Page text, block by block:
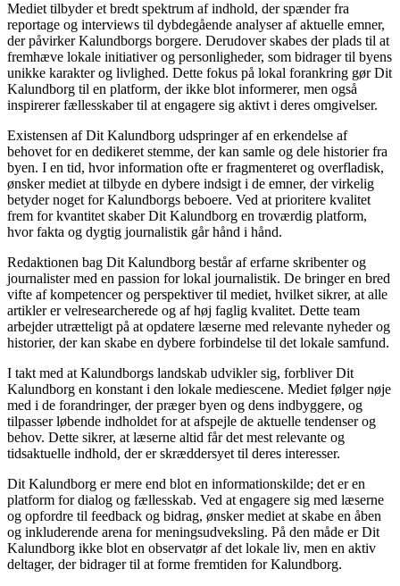
Mediet tilbyder et bredt spektrum af indhold, der spænder fra
reportage og interviews til dybdegående analyser af aktuelle emner,
der påvirker Kalundborgs borgere. Derudover skabes der plads til at
fremhæve lokale initiativer og personligheder, som bidrager til byens
unikke karakter og livlighed. Dette fokus på lokal forankring gør Dit
Kalundborg til en platform, der ikke blot informerer, men også
inspirerer fællesskaber til at engagere sig aktivt i deres omgivelser.
Existensen af Dit Kalundborg udspringer af en erkendelse af
behovet for en dedikeret stemme, der kan samle og dele historier fra
byen. I en tid, hvor information ofte er fragmenteret og overfladisk,
ønsker mediet at tilbyde en dybere indsigt i de emner, der virkelig
betyder noget for Kalundborgs beboere. Ved at prioritere kvalitet
frem for kvantitet skaber Dit Kalundborg en troværdig platform,
hvor fakta og dygtig journalistik går hånd i hånd.
Redaktionen bag Dit Kalundborg består af erfarne skribenter og
journalister med en passion for lokal journalistik. De bringer en bred
vifte af kompetencer og perspektiver til mediet, hvilket sikrer, at alle
artikler er velresearcherede og af høj faglig kvalitet. Dette team
arbejder utrætteligt på at opdatere læserne med relevante nyheder og
historier, der kan skabe en dybere forbindelse til det lokale samfund.
I takt med at Kalundborgs landskab udvikler sig, forbliver Dit
Kalundborg en konstant i den lokale mediescene. Mediet følger nøje
med i de forandringer, der præger byen og dens indbyggere, og
tilpasser løbende indholdet for at afspejle de aktuelle tendenser og
behov. Dette sikrer, at læserne altid får det mest relevante og
tidsaktuelle indhold, der er skræddersyet til deres interesser.
Dit Kalundborg er mere end blot en informationskilde; det er en
platform for dialog og fællesskab. Ved at engagere sig med læserne
og opfordre til feedback og bidrag, ønsker mediet at skabe en åben
og inkluderende arena for meningsudveksling. På den måde er Dit
Kalundborg ikke blot en observatør af det lokale liv, men en aktiv
deltager, der bidrager til at forme fremtiden for Kalundborg.